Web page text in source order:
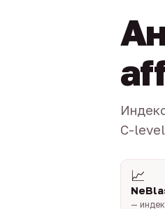
C-
📈
—